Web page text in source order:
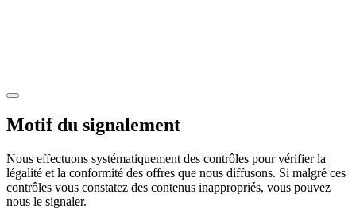
Motif du signalement
Nous effectuons systématiquement des contrôles pour vérifier la
légalité et la conformité des offres que nous diffusons. Si malgré ces
contrôles vous constatez des contenus inappropriés, vous pouvez
nous le signaler.